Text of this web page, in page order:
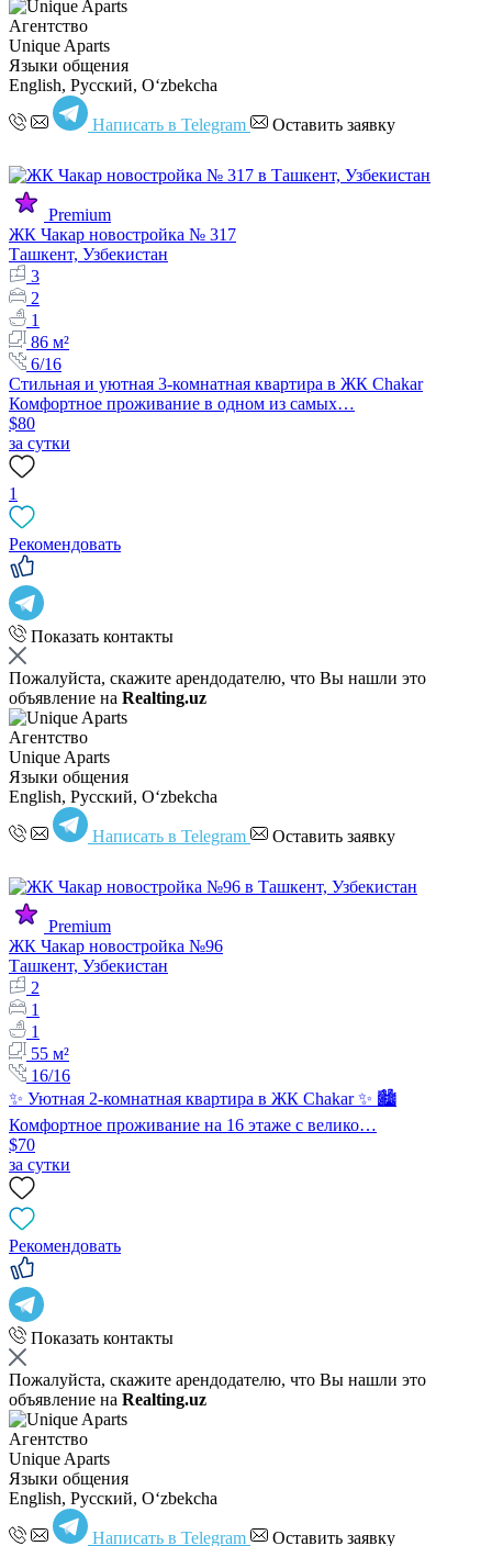
Агентство
Unique Aparts
Языки общения
English, Русский, Oʻzbekcha
Написать в Telegram Оставить заявку
Premium
ЖК Чакар новостройка № 317
Ташкент, Узбекистан
3
2
1
86 м²
6/16
Стильная и уютная 3-комнатная квартира в ЖК Chakar
Комфортное проживание в одном из самых…
$80
за сутки
1
Рекомендовать
Показать контакты
Пожалуйста, скажите арендодателю, что Вы нашли это
объявление на Realting.uz
Агентство
Unique Aparts
Языки общения
English, Русский, Oʻzbekcha
Написать в Telegram Оставить заявку
Premium
ЖК Чакар новостройка №96
Ташкент, Узбекистан
2
1
1
55 м²
16/16
✨ Уютная 2-комнатная квартира в ЖК Chakar ✨ 🏙️
Комфортное проживание на 16 этаже с велико…
$70
за сутки
Рекомендовать
Показать контакты
Пожалуйста, скажите арендодателю, что Вы нашли это
объявление на Realting.uz
Агентство
Unique Aparts
Языки общения
English, Русский, Oʻzbekcha
Написать в Telegram Оставить заявку